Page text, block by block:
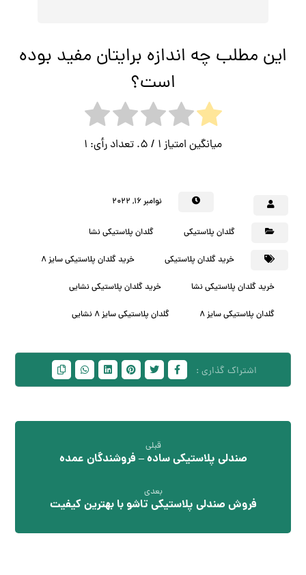
این مطلب چه اندازه برایتان مفید بوده
است؟
میانگین امتیاز 1 / 5. تعداد رأی: 1
نوامبر ۱۶, ۲۰۲۲
گلدان پلاستیکی گلدان پلاستیکی نشا
خرید گلدان پلاستیکی خرید گلدان پلاستیکی سایز 8
خرید گلدان پلاستیکی نشا خرید گلدان پلاستیکی نشایی
گلدان پلاستیکی سایز 8 گلدان پلاستیکی سایز 8 نشایی
قبلی
صندلی پلاستیکی ساده – فروشندگان عمده
بعدی
فروش صندلی پلاستیکی تاشو با بهترین کیفیت